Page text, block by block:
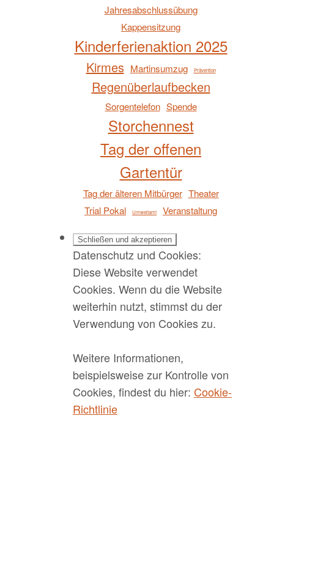
Jahresabschlussübung
Kappensitzung
Kinderferienaktion 2025
Kirmes Martinsumzug Prävention
Regenüberlaufbecken
Sorgentelefon Spende
Storchennest
Tag der offenen
Gartentür
Tag der älteren Mitbürger Theater
Trial Pokal
Umweltamt Veranstaltung
Datenschutz und Cookies:
Diese Website verwendet
Cookies. Wenn du die Website
weiterhin nutzt, stimmst du der
Verwendung von Cookies zu.
Weitere Informationen,
beispielsweise zur Kontrolle von
Cookies, findest du hier: Cookie-
Richtlinie